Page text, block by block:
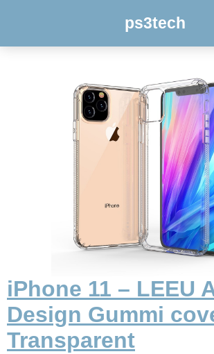
ps3tech
iPhone 11 – LEEU
Design Gummi
Transparent